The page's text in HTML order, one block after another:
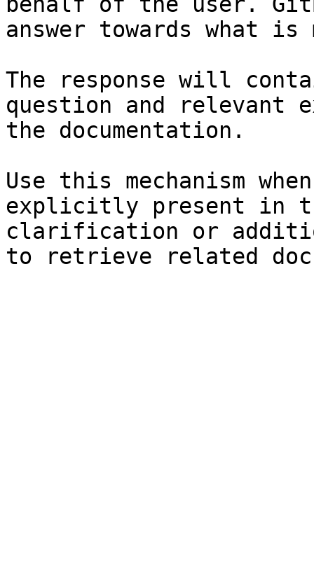
answer towards what
The response will
question and relevant
the documentation.
Use this mechanism
explicitly present in
clarification or